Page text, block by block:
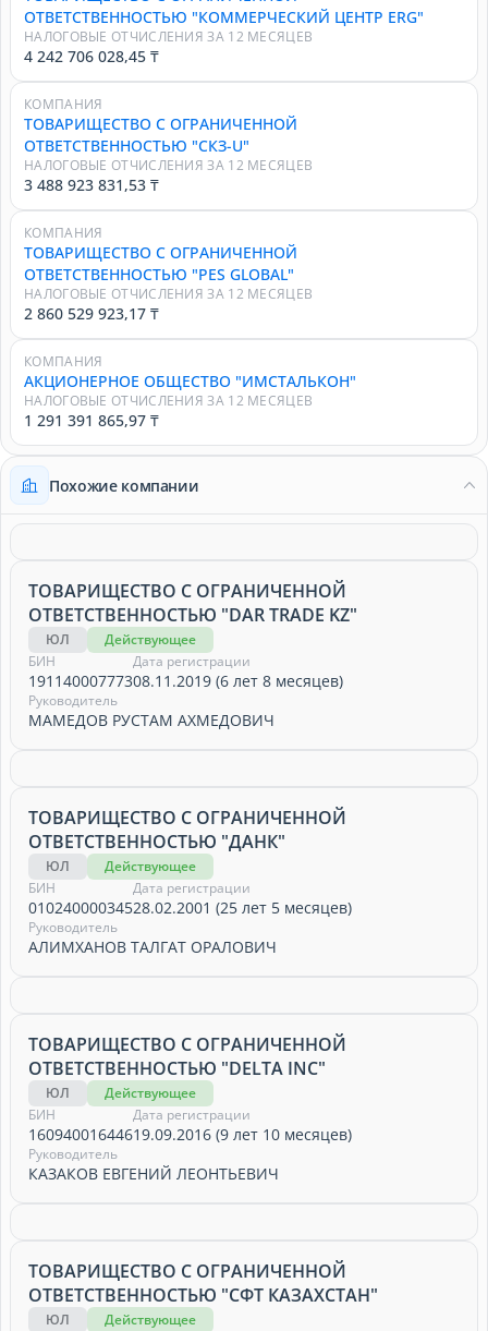
ОТВЕТСТВЕННОСТЬЮ "КОММЕРЧЕСКИЙ ЦЕНТР ERG"
НАЛОГОВЫЕ ОТЧИСЛЕНИЯ ЗА 12 МЕСЯЦЕВ
4 242 706 028,45 ₸
КОМПАНИЯ
ТОВАРИЩЕСТВО С ОГРАНИЧЕННОЙ
ОТВЕТСТВЕННОСТЬЮ "СКЗ-U"
НАЛОГОВЫЕ ОТЧИСЛЕНИЯ ЗА 12 МЕСЯЦЕВ
3 488 923 831,53 ₸
КОМПАНИЯ
ТОВАРИЩЕСТВО С ОГРАНИЧЕННОЙ
ОТВЕТСТВЕННОСТЬЮ "PES GLOBAL"
НАЛОГОВЫЕ ОТЧИСЛЕНИЯ ЗА 12 МЕСЯЦЕВ
2 860 529 923,17 ₸
КОМПАНИЯ
АКЦИОНЕРНОЕ ОБЩЕСТВО "ИМСТАЛЬКОН"
НАЛОГОВЫЕ ОТЧИСЛЕНИЯ ЗА 12 МЕСЯЦЕВ
1 291 391 865,97 ₸
Похожие компании
ТОВАРИЩЕСТВО С ОГРАНИЧЕННОЙ
ОТВЕТСТВЕННОСТЬЮ "DAR TRADE KZ"
ЮЛ
Действующее
БИН
191140007773
Дата регистрации
08.11.2019 (6 лет 8 месяцев)
Руководитель
МАМЕДОВ РУСТАМ АХМЕДОВИЧ
ТОВАРИЩЕСТВО С ОГРАНИЧЕННОЙ
ОТВЕТСТВЕННОСТЬЮ "ДАНК"
ЮЛ
Действующее
БИН
010240000345
Дата регистрации
28.02.2001 (25 лет 5 месяцев)
Руководитель
АЛИМХАНОВ ТАЛГАТ ОРАЛОВИЧ
ТОВАРИЩЕСТВО С ОГРАНИЧЕННОЙ
ОТВЕТСТВЕННОСТЬЮ "DELTA INC"
ЮЛ
Действующее
БИН
160940016446
Дата регистрации
19.09.2016 (9 лет 10 месяцев)
Руководитель
КАЗАКОВ ЕВГЕНИЙ ЛЕОНТЬЕВИЧ
ТОВАРИЩЕСТВО С ОГРАНИЧЕННОЙ
ОТВЕТСТВЕННОСТЬЮ "СФТ КАЗАХСТАН"
ЮЛ
Действующее